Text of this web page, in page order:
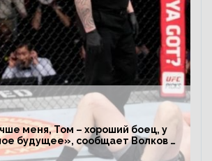
меня, Том – хороший боец, у
будущее», сообщает Волков –
Аспиналлу